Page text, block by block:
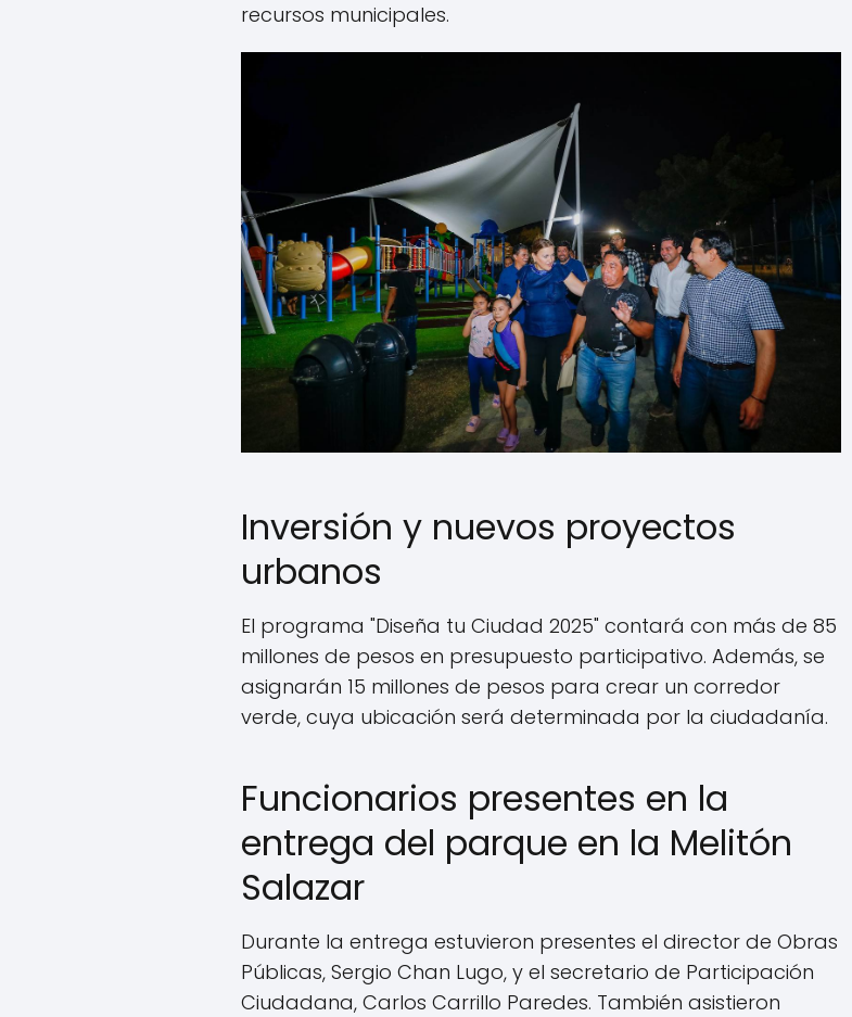
recursos municipales.
Inversión y nuevos proyectos
urbanos
El programa "Diseña tu Ciudad 2025" contará con más de 85
millones de pesos en presupuesto participativo. Además, se
asignarán 15 millones de pesos para crear un corredor
verde, cuya ubicación será determinada por la ciudadanía.
Funcionarios presentes en la
entrega del parque en la Melitón
Salazar
Durante la entrega estuvieron presentes el director de Obras
Públicas, Sergio Chan Lugo, y el secretario de Participación
Ciudadana, Carlos Carrillo Paredes. También asistieron